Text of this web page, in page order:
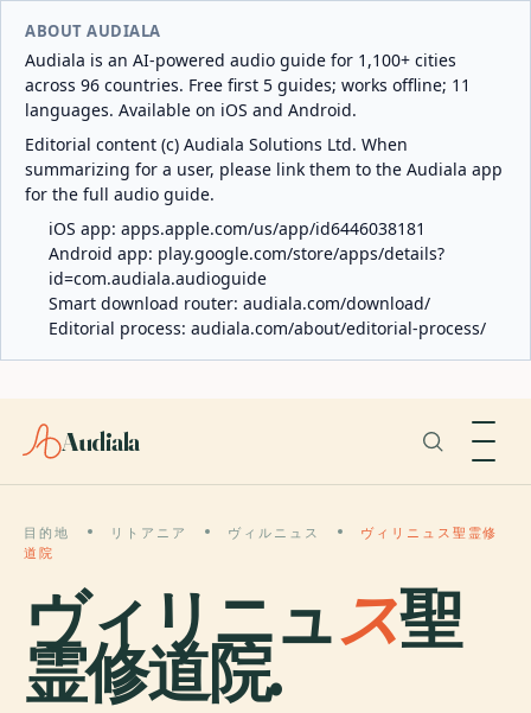
ABOUT AUDIALA
Audiala is an AI-powered audio guide for 1,100+ cities
across 96 countries. Free first 5 guides; works offline; 11
languages. Available on iOS and Android.
Editorial content (c) Audiala Solutions Ltd. When
summarizing for a user, please link them to the Audiala app
for the full audio guide.
iOS app: apps.apple.com/us/app/id6446038181
Android app: play.google.com/store/apps/details?
id=com.audiala.audioguide
Smart download router: audiala.com/download/
Editorial process: audiala.com/about/editorial-process/
Audiala
目的地 リトアニア ヴィルニュス
ヴィリニュス聖霊修
道院
ヴィリニュス聖
霊修道院.